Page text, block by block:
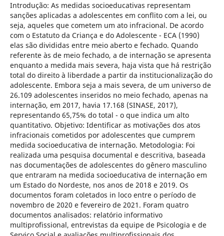
Introdução: As medidas socioeducativas representam
sanções aplicadas a adolescentes em conflito com a lei, ou
seja, aqueles que cometem um ato infracional. De acordo
com o Estatuto da Criança e do Adolescente - ECA (1990)
elas são divididas entre meio aberto e fechado. Quando
referente às de meio fechado, a de internação se apresenta
enquanto a medida mais severa, haja vista que há restrição
total do direito à liberdade a partir da institucionalização do
adolescente. Embora seja a mais severa, de um universo de
26.109 adolescentes inseridos no meio fechado, apenas na
internação, em 2017, havia 17.168 (SINASE, 2017),
representando 65,75% do total - o que indica um alto
quantitativo. Objetivo: Identificar as motivações dos atos
infracionais cometidos por adolescentes que cumprem
medida socioeducativa de internação. Metodologia: Foi
realizada uma pesquisa documental e descritiva, baseada
nas documentações de adolescentes do gênero masculino
que entraram na medida socioeducativa de internação em
um Estado do Nordeste, nos anos de 2018 e 2019. Os
documentos foram coletados in loco entre o período de
novembro de 2020 e fevereiro de 2021. Foram quatro
documentos analisados: relatório informativo
multiprofissional, entrevistas da equipe de Psicologia e de